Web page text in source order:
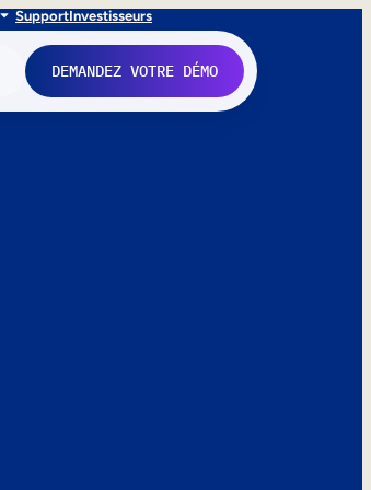
SupportInvestisseurs
DEMANDEZ VOTRE DÉMO